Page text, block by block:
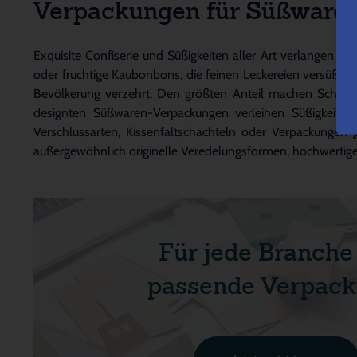
Verpackungen für
Exquisite Confiserie und Süßigkeiten aller Art verlangen
oder fruchtige Kaubonbons, die feinen Leckereien
Bevölkerung verzehrt. Den größten Anteil machen
designten Süßwaren-Verpackungen verleihen
Verschlussarten, Kissenfaltschachteln oder
außergewöhnlich originelle Veredelungsformen,
Für jede
passende